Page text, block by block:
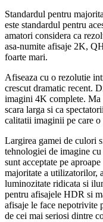
Standardul pentru
este standardul pentru
amatori considera ca
asa-numite afisaje 2K,
foarte mari.
Afiseaza cu o rezolutie
crescut dramatic recent.
imagini 4K complete. Ma
scara larga si ca
calitatii imaginii pe care o
Largirea gamei de culori
tehnologiei de imagine
sunt acceptate pe
majoritate a utilizatorilor,
luminozitate ridicata si
pentru afisajele HDR si
afisaje le face nepotrivite
de cei mai seriosi dintre